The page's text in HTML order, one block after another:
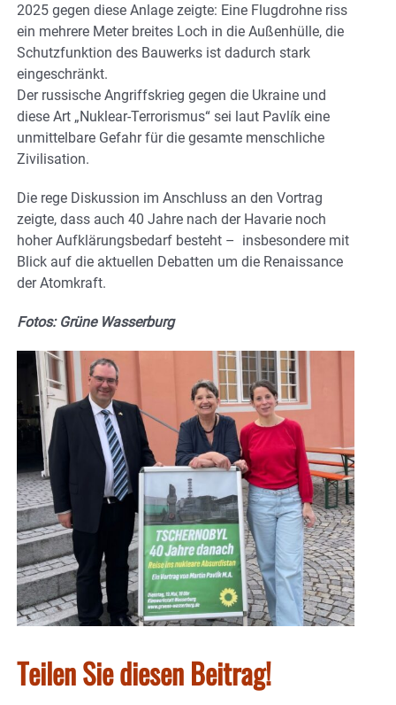
2025 gegen diese Anlage zeigte: Eine Flugdrohne riss
ein mehrere Meter breites Loch in die Außenhülle, die
Schutzfunktion des Bauwerks ist dadurch stark
eingeschränkt.
Der russische Angriffskrieg gegen die Ukraine und
diese Art „Nuklear-Terrorismus“ sei laut Pavlík eine
unmittelbare Gefahr für die gesamte menschliche
Zivilisation.
Die rege Diskussion im Anschluss an den Vortrag
zeigte, dass auch 40 Jahre nach der Havarie noch
hoher Aufklärungsbedarf besteht – insbesondere mit
Blick auf die aktuellen Debatten um die Renaissance
der Atomkraft.
Fotos: Grüne Wasserburg
Teilen Sie diesen Beitrag!